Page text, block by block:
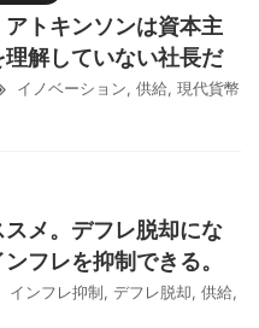
トキンソンは資本主
解していない社長だ
イノベーション, 供給, 現代貨幣
メ。デフレ脱却にな
フレを抑制できる。
インフレ抑制, デフレ脱却, 供給,